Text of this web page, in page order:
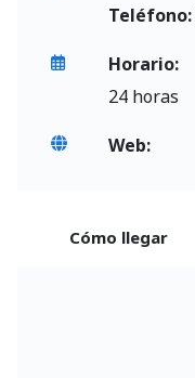
Teléfono:
Horario:
24 horas
Web:
Cómo llegar